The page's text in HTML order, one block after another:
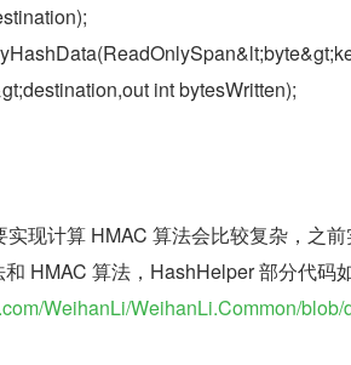
int bytesWritten);
计算 HMAC 算法会比较复杂，之前
HMAC 算法，HashHelper 部分代码
WeihanLi/WeihanLi.Common/